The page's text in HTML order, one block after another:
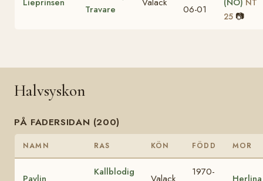
Travare
06-01
25 📷
Halvsyskon
PÅ FADERSIDAN (200)
NAMN RAS KÖN FÖDD MOR
Kallblodig
1970-